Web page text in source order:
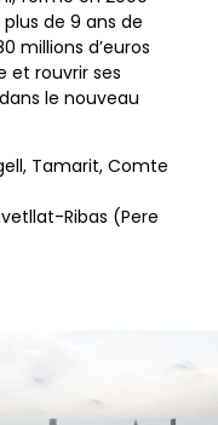
de 9 ans de
millions d’euros
et rouvrir ses
le nouveau
Tamarit, Comte
Ribas (Pere